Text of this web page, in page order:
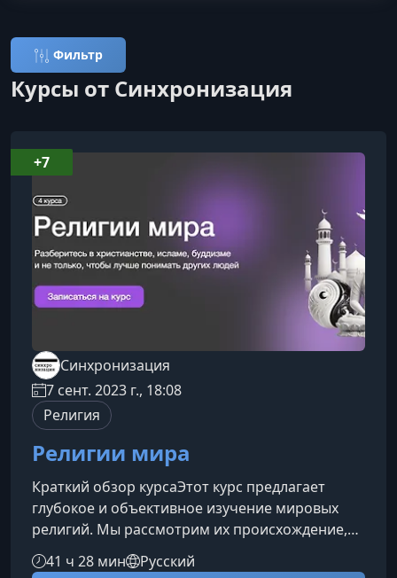
Фильтр
Курсы от Синхронизация
Синхронизация
7 сент. 2023 г., 18:08
Религия
Религии мира
Краткий обзор курсаЭтот курс предлагает
глубокое и объективное изучение мировых
религий. Мы рассмотрим их происхождение,
ключевые идеи, исторический контекст и
влияние на культуру и общество. Программа
41 ч 28 мин Русский
+7